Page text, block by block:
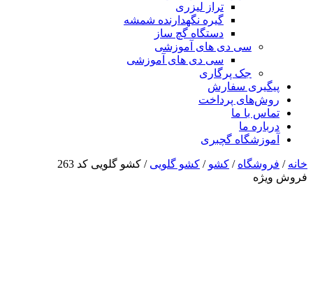
تراز لیزری
گیره نگهدارنده شمشه
دستگاه گچ ساز
سی دی های آموزشی
سی دی های آموزشی
جک پرگاری
پیگیری سفارش
روش‌های پرداخت
تماس با ما
درباره ما
آموزشگاه گچبری
خانه / فروشگاه / کشو / کشو گلویی / کشو گلویی کد 263
فروش ویژه